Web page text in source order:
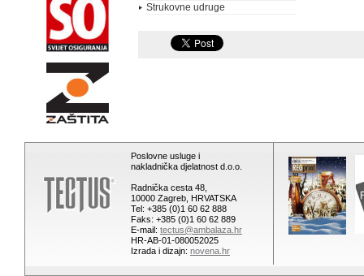
Strukovne udruge
Poslovne usluge i
nakladnička djelatnost d.o.o.
Radnička cesta 48,
10000 Zagreb, HRVATSKA
Tel: +385 (0)1 60 62 888
Faks: +385 (0)1 60 62 889
E-mail: tectus@ambalaza.hr
HR-AB-01-080052025
Izrada i dizajn: novena.hr